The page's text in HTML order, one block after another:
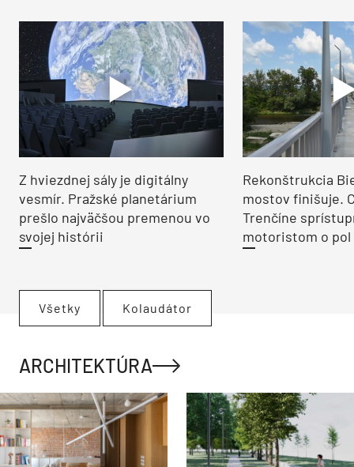
Z hviezdnej sály je digitálny
vesmír. Pražské planetárium
prešlo najväčšou premenou vo
svojej histórii
Rekonštrukcia
mostov finišuje.
Trenčíne
motoristom o pol
Všetky Kolaudátor
ARCHITEKTÚRA